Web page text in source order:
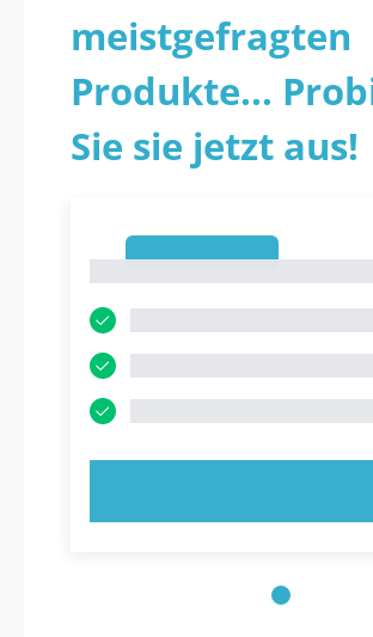
meistgefragten
Produkte...
Sie sie jetzt aus!